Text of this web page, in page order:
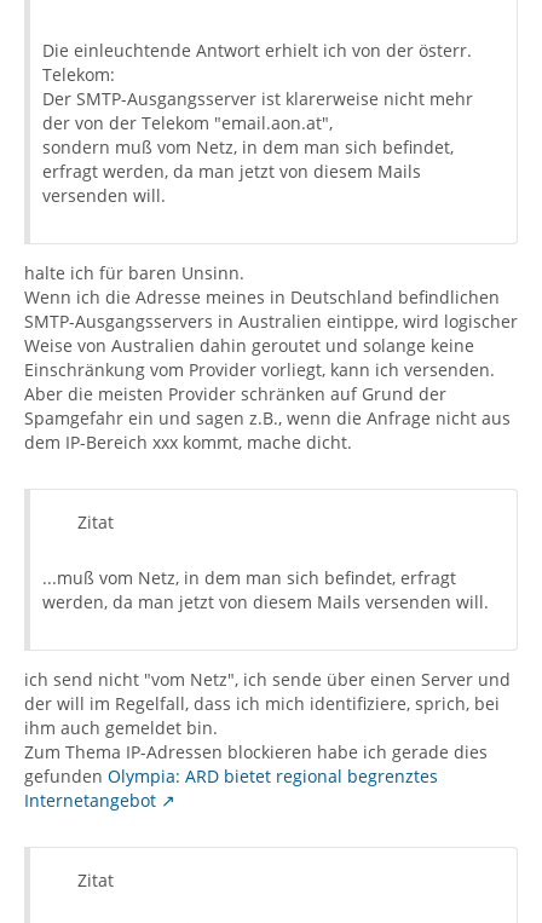
Die einleuchtende Antwort erhielt ich von der österr.
Telekom:
Der SMTP-Ausgangsserver ist klarerweise nicht mehr
der von der Telekom "email.aon.at",
sondern muß vom Netz, in dem man sich befindet,
erfragt werden, da man jetzt von diesem Mails
versenden will.
halte ich für baren Unsinn.
Wenn ich die Adresse meines in Deutschland befindlichen
SMTP-Ausgangsservers in Australien eintippe, wird logischer
Weise von Australien dahin geroutet und solange keine
Einschränkung vom Provider vorliegt, kann ich versenden.
Aber die meisten Provider schränken auf Grund der
Spamgefahr ein und sagen z.B., wenn die Anfrage nicht aus
dem IP-Bereich xxx kommt, mache dicht.
Zitat
...muß vom Netz, in dem man sich befindet, erfragt
werden, da man jetzt von diesem Mails versenden will.
ich send nicht "vom Netz", ich sende über einen Server und
der will im Regelfall, dass ich mich identifiziere, sprich, bei
ihm auch gemeldet bin.
Zum Thema IP-Adressen blockieren habe ich gerade dies
gefunden Olympia: ARD bietet regional begrenztes
Internetangebot
Zitat